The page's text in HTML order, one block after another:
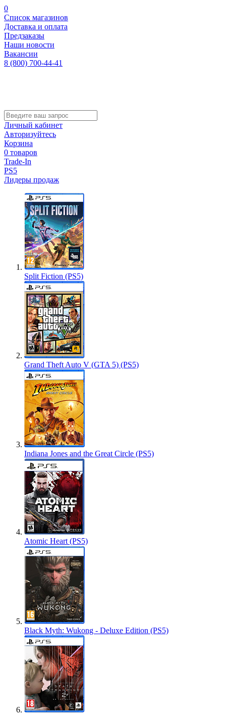
0
Список магазинов
Доставка и оплата
Предзаказы
Наши новости
Вакансии
8 (800) 700-44-41
Личный кабинет
Авторизуйтесь
Корзина
0 товаров
Trade-In
PS5
Лидеры продаж
Split Fiction (PS5)
Grand Theft Auto V (GTA 5) (PS5)
Indiana Jones and the Great Circle (PS5)
Atomic Heart (PS5)
Black Myth: Wukong - Deluxe Edition (PS5)